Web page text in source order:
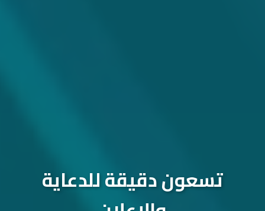
تسعون دقيقة للدعاية